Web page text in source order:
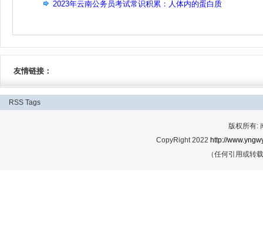
2023年云南公务员考试常识积累：人体内的蛋白质
友情链接：
RSS Tags
版权所有:
CopyRight 2022 http://
（任何引用或转